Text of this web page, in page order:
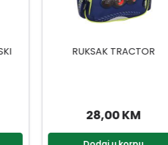
PERNICA PRAZNA ALL STAR
4,90 KM